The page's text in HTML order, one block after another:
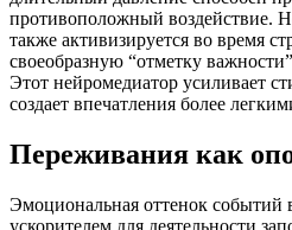
противоположный воздействие.
также активизируется во время
своеобразную “отметку
Этот нейромедиатор усиливает
создает впечатления более
Переживания как
Эмоциональная оттенок
ускорителем для деятельности